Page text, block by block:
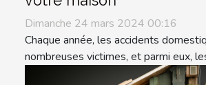
Dimanche 24 mars 2024 00:16
Chaque année, les accidents
nombreuses victimes, et parmi eux,